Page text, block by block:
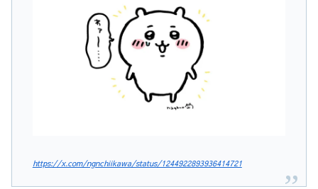
https://x.com/ngnchiikawa/status/1244922893936414721